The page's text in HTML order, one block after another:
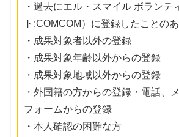
・過去にエル・スマイル ボランテ
ト:COMCOM）に登録したことの
・成果対象者以外の登録
・成果対象年齢以外からの登録
・成果対象地域以外からの登録
・外国籍の方からの登録・電話、
フォームからの登録
・本人確認の困難な方